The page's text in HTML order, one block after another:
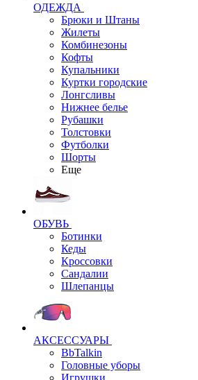
ОДЕЖДА
Брюки и Штаны
Жилеты
Комбинезоны
Кофты
Купальники
Куртки городские
Лонгсливы
Нижнее белье
Рубашки
Толстовки
Футболки
Шорты
Еще
ОБУВЬ
Ботинки
Кеды
Кроссовки
Сандалии
Шлепанцы
АКСЕССУАРЫ
BbTalkin
Головные уборы
Игрушки